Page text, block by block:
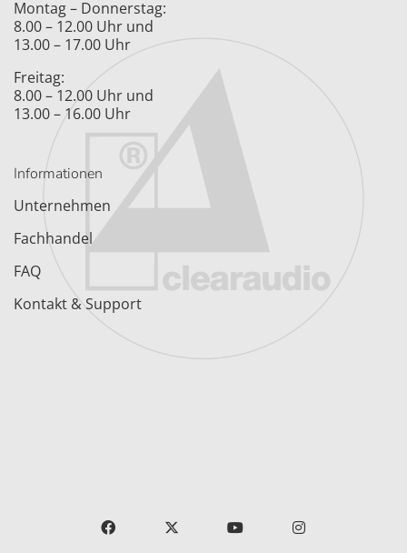
Montag – Donnerstag:
8.00 – 12.00 Uhr und
13.00 – 17.00 Uhr
Freitag:
8.00 – 12.00 Uhr und
13.00 – 16.00 Uhr
Informationen
Unternehmen
Fachhandel
FAQ
Kontakt & Support
FACEBOOK
X YOUTUBEINSTAGRAM